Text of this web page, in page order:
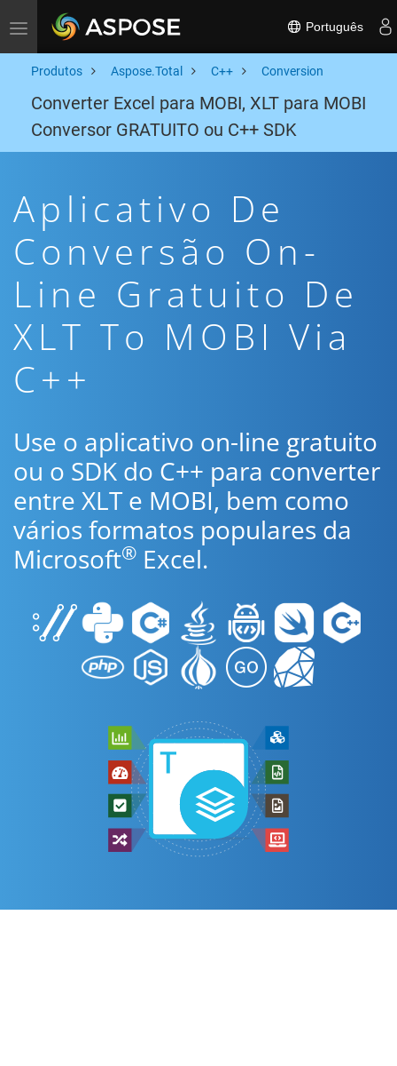
Toggle navigation Português
Produtos Aspose.Total C++ Conversion
Converter Excel para MOBI, XLT para MOBI
Conversor GRATUITO ou C++ SDK
Aplicativo De
Conversão On-
Line Gratuito De
XLT To MOBI Via
C++
Use o aplicativo on-line gratuito
ou o SDK do C++ para converter
entre XLT e MOBI, bem como
vários formatos populares da
Microsoft® Excel.